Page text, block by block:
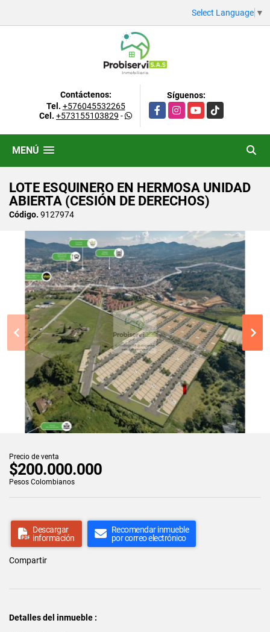
Select Language ▼
Contáctenos:
Tel. +576045532265
Cel. +573155103829 -
Síguenos:
FacebookInstagramYouTubeTikTok
MENÚ
LOTE ESQUINERO EN HERMOSA UNIDAD
ABIERTA (CESIÓN DE DERECHOS)
Código. 9127974
Precio de venta
$200.000.000
Pesos Colombianos
Descargar
información
Recomendar inmueble
por correo electrónico
Compartir
Detalles del inmueble :